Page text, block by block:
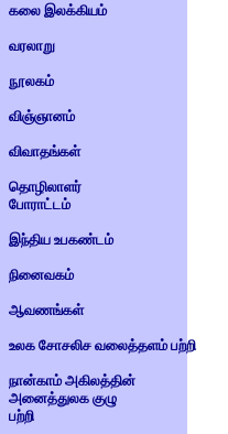
கலை இலக்கியம்
வரலாறு
நூலகம்
விஞ்ஞானம்
விவாதங்கள்
தொழிலாளர்
போராட்டம்
இந்திய உபகண்டம்
நினைவகம்
ஆவணங்கள்
உலக சோசலிச வலைத்தளம் பற்றி
நான்காம் அகிலத்தின்
அனைத்துலக குழு
பற்றி